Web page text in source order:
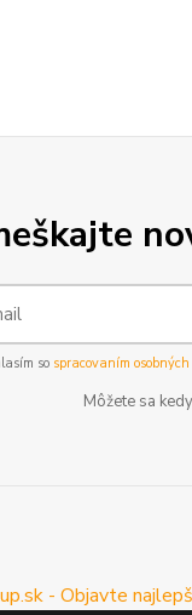
so spracovaním
Môžete sa